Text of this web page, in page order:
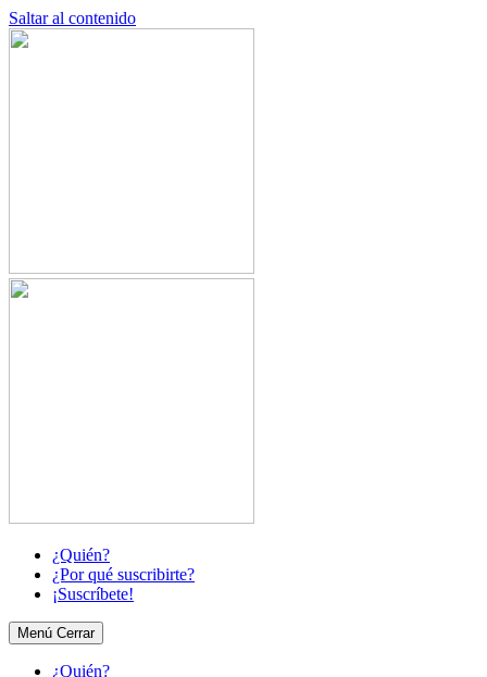
Saltar al contenido
¿Quién?
¿Por qué suscribirte?
¡Suscríbete!
Menú Cerrar
¿Quién?